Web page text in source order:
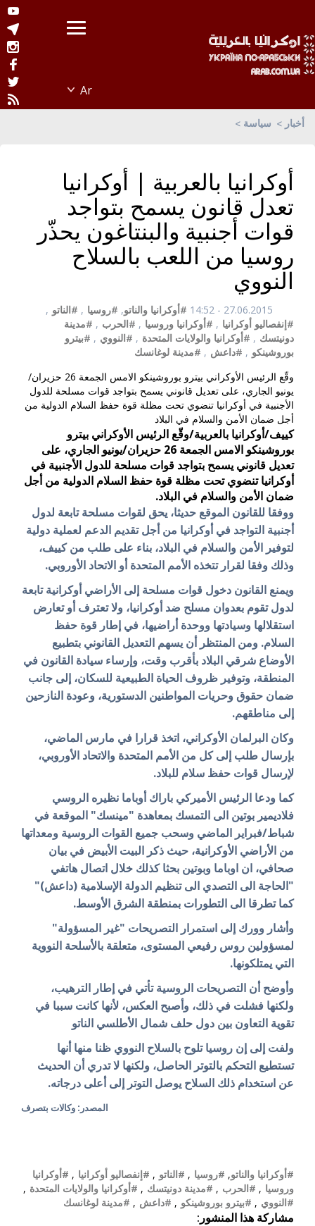
أخبار سياسة
أوكرانيا بالعربية | أوكرانيا
تعدل قانون يسمح بتواجد
قوات أجنبية والبنتاغون يحذّر
روسيا من اللعب بالسلاح
النووي
27.06.2015 - 14:52 #أوكرانيا والناتو, #روسيا , #الناتو ,
#إنفصاليو أوكرانيا , #أوكرانيا وروسيا , #الحرب , #مدينة
دونيتسك , #أوكرانيا والولايات المتحدة , #النووي , #بيترو
بوروشينكو , #داعش , #مدينة لوغانسك
وقّع الرئيس الأوكراني بيترو بوروشينكو الامس الجمعة 26 حزيران/
يونيو الجاري، على تعديل قانوني يسمح بتواجد قوات مسلحة للدول
الأجنبية في أوكرانيا تنضوي تحت مظلة قوة حفظ السلام الدولية من
أجل ضمان الأمن والسلام في البلاد
كييف/أوكرانيا بالعربية/وقّع الرئيس الأوكراني بيترو
بوروشينكو الامس الجمعة 26 حزيران/يونيو الجاري، على
تعديل قانوني يسمح بتواجد قوات مسلحة للدول الأجنبية في
أوكرانيا تنضوي تحت مظلة قوة حفظ السلام الدولية من أجل
ضمان الأمن والسلام في البلاد.
ووفقا للقانون الموقع حديثا، يحق لقوات مسلحة تابعة لدول
أجنبية التواجد في أوكرانيا من أجل تقديم الدعم لعملية دولية
لتوفير الأمن والسلام في البلاد، بناء على طلب من كييف،
وذلك وفقا لقرار تتخذه الأمم المتحدة أو الاتحاد الأوروبي.
ويمنع القانون دخول قوات مسلحة إلى الأراضي أوكرانية تابعة
لدول تقوم بعدوان مسلح ضد أوكرانيا، ولا تعترف أو تعارض
استقلالها وسيادتها ووحدة أراضيها، في إطار قوة حفظ
السلام. ومن المنتظر أن يسهم التعديل القانوني بتطبيع
الأوضاع شرقي البلاد بأقرب وقت، وإرساء سيادة القانون في
المنطقة، وتوفير ظروف الحياة الطبيعية للسكان، إلى جانب
ضمان حقوق وحريات المواطنين الدستورية، وعودة النازحين
إلى مناطقهم.
وكان البرلمان الأوكراني، اتخذ قرارا في مارس الماضي،
بإرسال طلب إلى كل من الأمم المتحدة والاتحاد الأوروبي،
لإرسال قوات حفظ سلام للبلاد.
كما ودعا الرئيس الأميركي باراك أوباما نظيره الروسي
فلاديمير بوتين الى التمسك بمعاهدة "مينسك" الموقعة في
شباط/فبراير الماضي وسحب جميع القوات الروسية ومعداتها
من الأراضي الأوكرانية، حيث ذكر البيت الأبيض في بيان
صحافي، ان اوباما وبوتين بحثا كذلك خلال اتصال هاتفي
"الحاجة الى التصدي الى تنظيم الدولة الإسلامية (داعش)"
كما تطرقا الى التطورات بمنطقة الشرق الأوسط.
وأشار وورك إلى استمرار التصريحات "غير المسؤولة"
لمسؤولين روس رفيعي المستوى، متعلقة بالأسلحة النووية
التي يمتلكونها.
وأوضح أن التصريحات الروسية تأتي في إطار الترهيب،
ولكنها فشلت في ذلك، وأصبح العكس، لأنها كانت سببا في
تقوية التعاون بين دول حلف شمال الأطلسي الناتو
ولفت إلى إن روسيا تلوح بالسلاح النووي ظنا منها أنها
تستطيع التحكم بالتوتر الحاصل، ولكنها لا تدري أن الحديث
عن استخدام ذلك السلاح يوصل التوتر إلى أعلى درجاته.
المصدر: وكالات بتصرف
#أوكرانيا والناتو, #روسيا , #الناتو , #إنفصاليو أوكرانيا , #أوكرانيا
وروسيا , #الحرب , #مدينة دونيتسك , #أوكرانيا والولايات المتحدة ,
#النووي , #بيترو بوروشينكو , #داعش , #مدينة لوغانسك
مشاركة هذا المنشور: